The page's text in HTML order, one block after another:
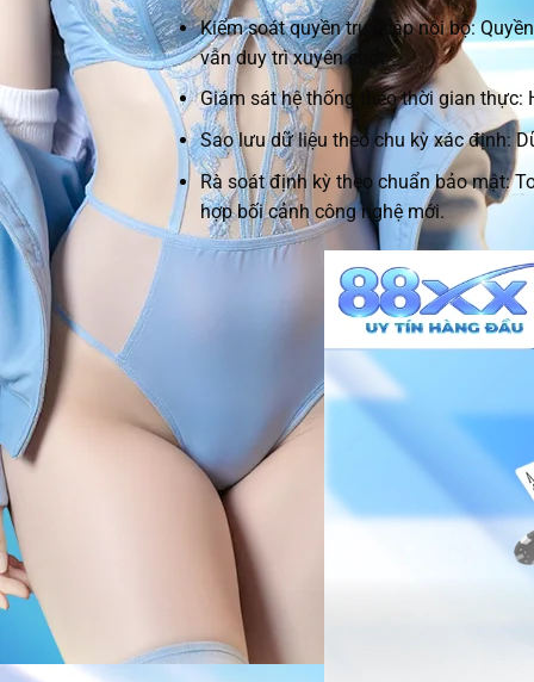
Kiểm soát quyền truy cập nội bộ:
vẫn duy trì xuyên suốt.
Giám sát hệ thống theo thời gian
Sao lưu dữ liệu theo chu kỳ xác định:
Rà soát định kỳ theo chuẩn bảo mật:
hợp bối cảnh công nghệ mới.